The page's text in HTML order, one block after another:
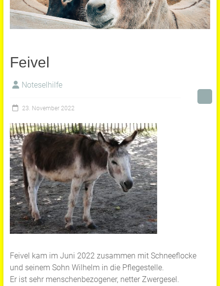
Feivel
Noteselhilfe
23. November 2022
Feivel kam im Juni 2022 zusammen mit Schneeflocke
und seinem Sohn Wilhelm in die Pflegestelle.
Er ist sehr menschenbezogener, netter Zwergesel.